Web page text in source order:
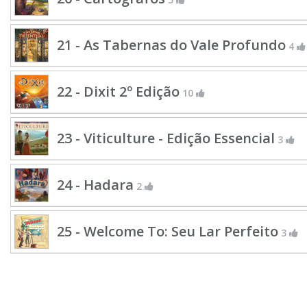
21 - As Tabernas do Vale Profundo 4
22 - Dixit 2º Edição 10
23 - Viticulture - Edição Essencial 3
24 - Hadara 2
25 - Welcome To: Seu Lar Perfeito 3